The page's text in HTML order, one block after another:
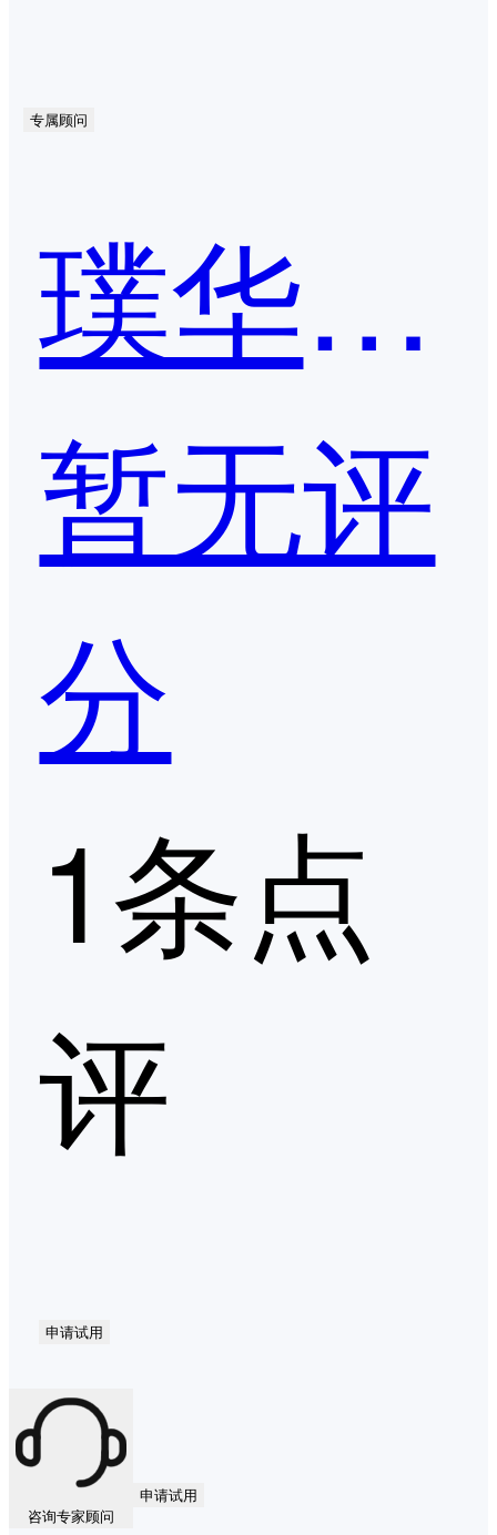
专属顾问
璞华PMS
暂无评
分
1条点
评
申请试用
咨询专家顾问
申请试用